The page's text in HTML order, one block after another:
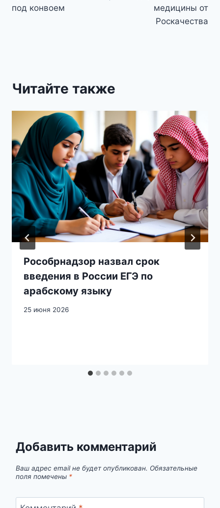
под конвоем
медицины от
Роскачества
Читайте также
Рособрнадзор назвал срок
введения в России ЕГЭ по
арабскому языку
25 июня 2026
Добавить комментарий
Ваш адрес email не будет опубликован. Обязательные
поля помечены *